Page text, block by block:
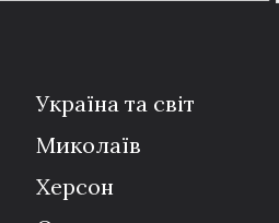
Україна та світ
Миколаїв
Херсон